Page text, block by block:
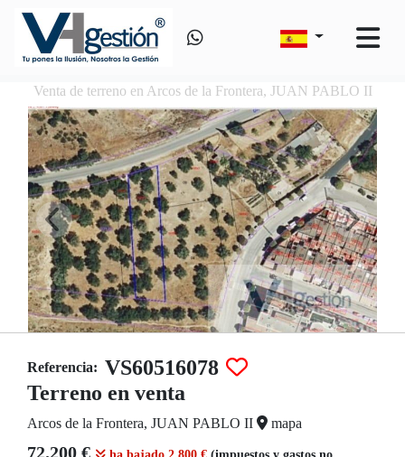
Venta de terreno en Arcos de la Frontera, JUAN PABLO II
Referencia: VS60516078
Terreno en venta
Arcos de la Frontera, JUAN PABLO II mapa
72.200 €